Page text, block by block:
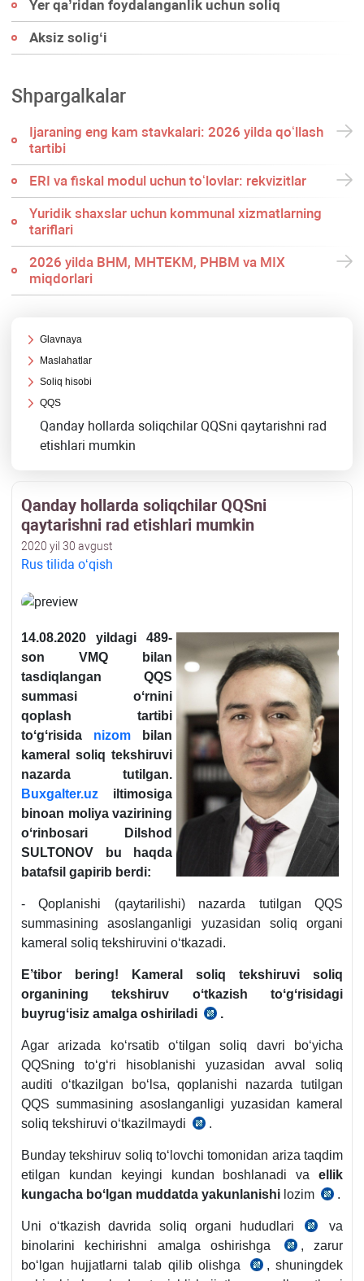
Yer qa’ridan foydalanganlik uchun soliq
Aksiz soligʻi
Shpargalkalar
Ijaraning eng kam stavkalari: 2026 yilda qoʻllash
tartibi
ERI va fiskal modul uchun toʻlovlar: rekvizitlar
Yuridik shaхslar uchun kommunal хizmatlarning
tariflari
2026 yilda BHM, MHTEKM, PHBM va MIX
miqdorlari
Glavnaya
Maslahatlar
Soliq hisobi
QQS
Qanday hollarda soliqchilar QQSni qaytarishni rad
etishlari mumkin
Qanday hollarda soliqchilar QQSni
qaytarishni rad etishlari mumkin
2020 yil 30 avgust
Rus tilida oʻqish
14.08.2020 yildagi 489-
son VMQ bilan
tasdiqlangan QQS
summasi oʻrnini
qoplash tartibi
toʻgʻrisida nizom bilan
kameral soliq tekshiruvi
nazarda tutilgan.
Buxgalter.uz iltimosiga
binoan moliya vazirining
oʻrinbosari Dilshod
SULTONOV bu haqda
batafsil gapirib berdi:
- Qoplanishi (qaytarilishi) nazarda tutilgan QQS
summasining asoslanganligi yuzasidan soliq organi
kameral soliq tekshiruvini oʻtkazadi.
E’tibor bering! Kameral soliq tekshiruvi soliq
organining tekshiruv oʻtkazish toʻgʻrisidagi
buyrugʻisiz amalga oshiriladi
Nizom
.
Agar arizada koʻrsatib oʻtilgan soliq davri boʻyicha
QQSning toʻgʻri hisoblanishi yuzasidan avval soliq
auditi oʻtkazilgan boʻlsa, qoplanishi nazarda tutilgan
QQS summasining asoslanganligi yuzasidan kameral
soliq tekshiruvi oʻtkazilmaydi
Nizom
.
Bunday tekshiruv soliq toʻlovchi tomonidan ariza taqdim
etilgan kundan keyingi kundan boshlanadi va ellik
kungacha boʻlgan muddatda yakunlanishi lozim .
Uni oʻtkazish davrida soliq organi hududlari
SK
145-
m.
va
binolarini kechirishni amalga oshirishga
SK
146-
, zarur
boʻlgan hujjatlarni talab qilib olishga
SK
, shuningdek